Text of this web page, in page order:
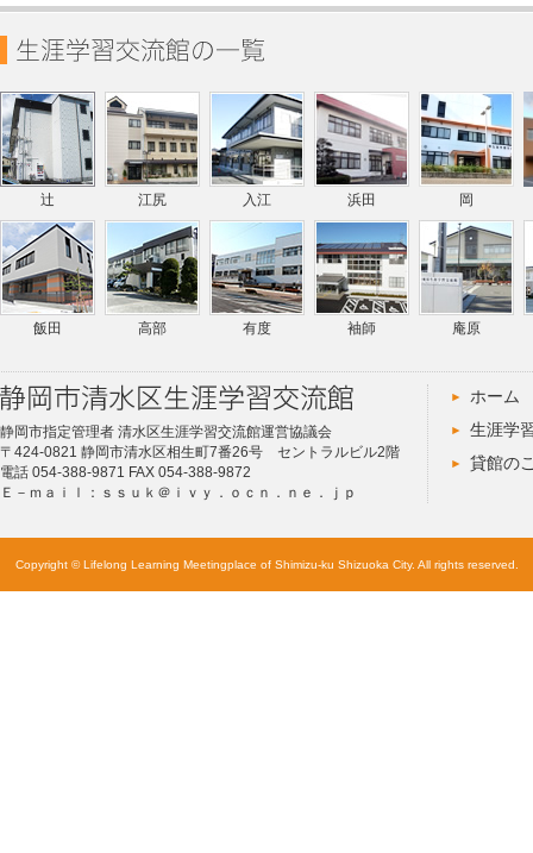
辻 江尻 入江 浜田 岡
飯田 高部 有度 袖師 庵原
静岡市指定管理者 清水区生涯学習交流館運営協議会
〒424-0821 静岡市清水区相生町7番26号 セントラルビル2階
電話 054-388-9871 FAX 054-388-9872
Ｅ－ｍａｉｌ：ｓｓｕｋ＠ｉｖｙ．ｏｃｎ．ｎｅ．ｊｐ
ホーム
生涯学
貸館の
Copyright © Lifelong Learning Meetingplace of Shimizu-ku Shizuoka City. All rights reserved.